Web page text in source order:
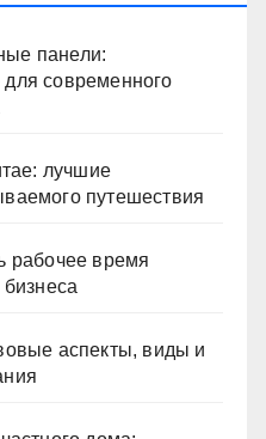
панели:
современного
лучшие
путешествия
рабочее время
аспекты, виды и